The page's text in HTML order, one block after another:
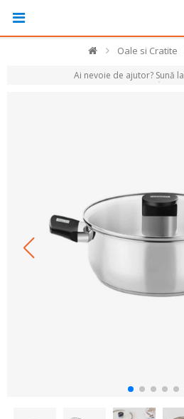
Oale si Cratite
Ai nevoie de ajutor? Sună la